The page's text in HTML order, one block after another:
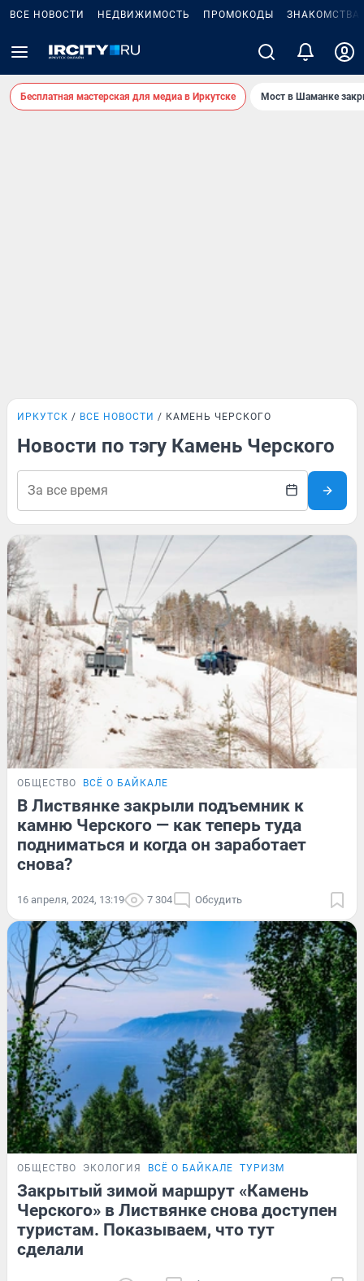
ВСЕ НОВОСТИ НЕДВИЖИМОСТЬ ПРОМОКОДЫ ЗНАКОМСТВА
Бесплатная мастерская для медиа в Иркутске Мост в Шаманке
ИРКУТСК ВСЕ НОВОСТИ КАМЕНЬ ЧЕРСКОГО
Новости по тэгу Камень Черского
ОБЩЕСТВО ВСЁ О БАЙКАЛЕ
В Листвянке закрыли подъемник к
камню Черского — как теперь туда
подниматься и когда он заработает
снова?
16 апреля, 2024, 13:19 7 304 Обсудить
ОБЩЕСТВО ЭКОЛОГИЯ ВСЁ О БАЙКАЛЕ ТУРИЗМ
Закрытый зимой маршрут «Камень
Черского» в Листвянке снова доступен
туристам. Показываем, что тут
сделали